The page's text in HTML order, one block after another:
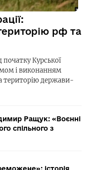
рф та
Курської
і виконанням
територію держави-
Ращук: «Воєнні
спільного з